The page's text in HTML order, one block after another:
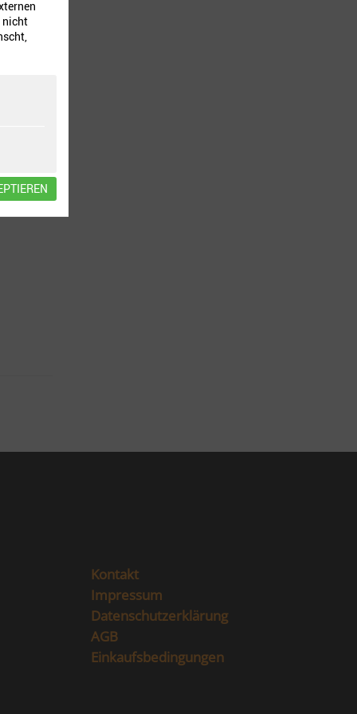
Kontakt
Impressum
Datenschutzerklärung
AGB
Einkaufsbedingungen
nicht